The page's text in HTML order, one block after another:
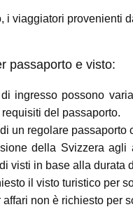
i viaggiatori provenienti
passaporto e visto:
di ingresso possono
del passaporto.
un regolare passaporto
della Svizzera agli
visti in base alla durata
il visto turistico per
affari non è richiesto per